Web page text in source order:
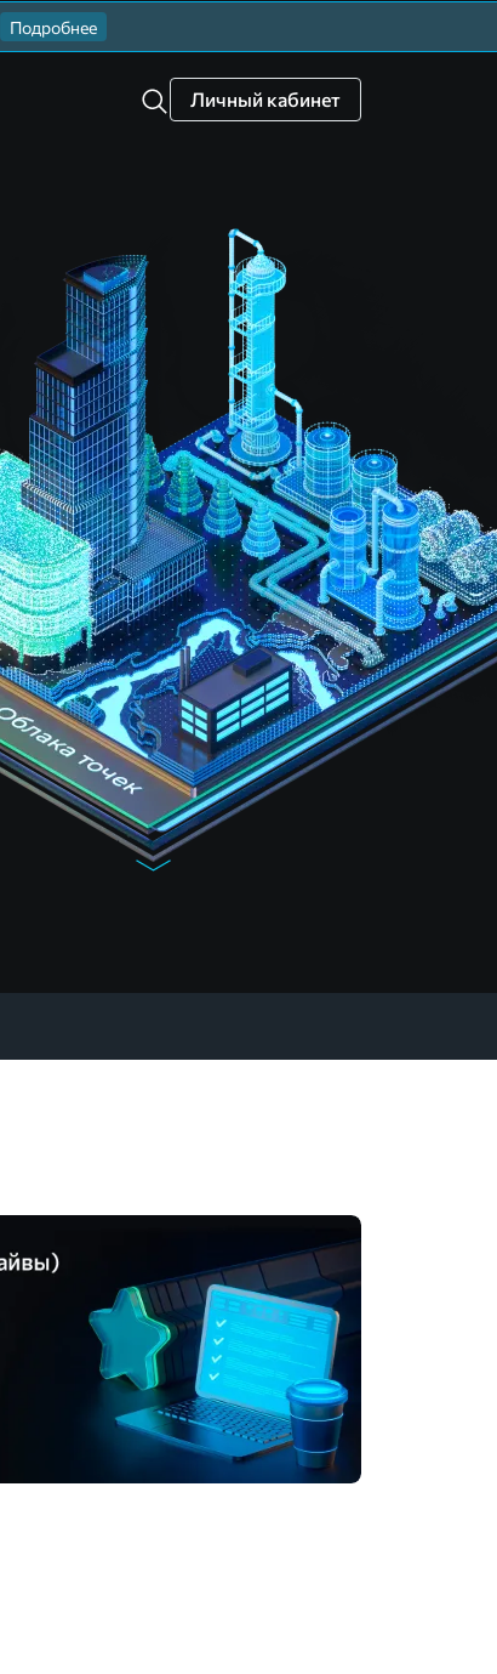
Подробнее
Личный кабинет